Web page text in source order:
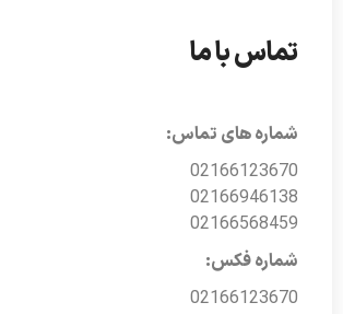
تماس با ما
شماره های تماس:
02166123670
02166946138
02166568459
شماره فکس:
02166123670